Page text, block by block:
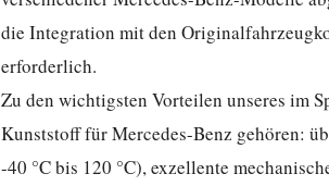
die Integration mit den
erforderlich.
Zu den wichtigsten Vorteilen unseres im
Kunststoff für Mercedes-Benz gehören:
-40 °C bis 120 °C), exzellente